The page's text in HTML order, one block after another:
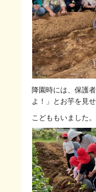
降園時には、保護
よ！」とお芋を見
こどももいました。